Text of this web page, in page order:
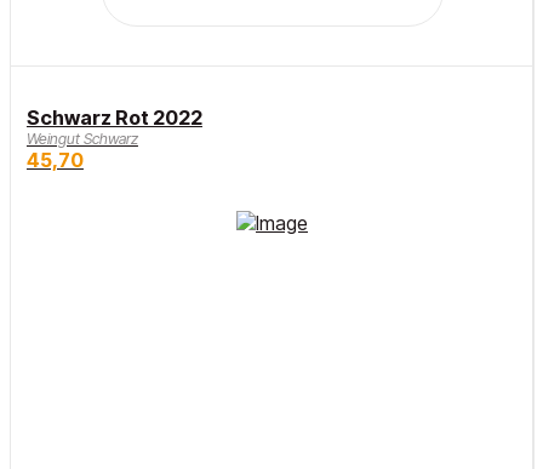
Schwarz Rot 2022
Weingut Schwarz
45,70